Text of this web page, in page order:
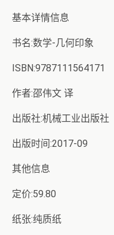
基本详情信息
书名:数学-几何印象
ISBN:9787111564171
作者:邵伟文 译
出版社:机械工业出版社
出版时间:2017-09
其他信息
定价:59.80
纸张:纯质纸